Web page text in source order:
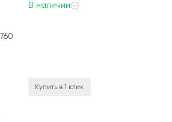
В наличии
Купить в 1 клик